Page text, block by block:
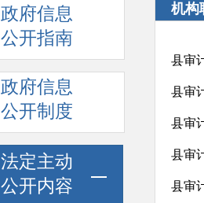
政府信息
公开指南
政府信息
公开制度
法定主动
公开内容
机构
县审
县审
县审
县审
县审